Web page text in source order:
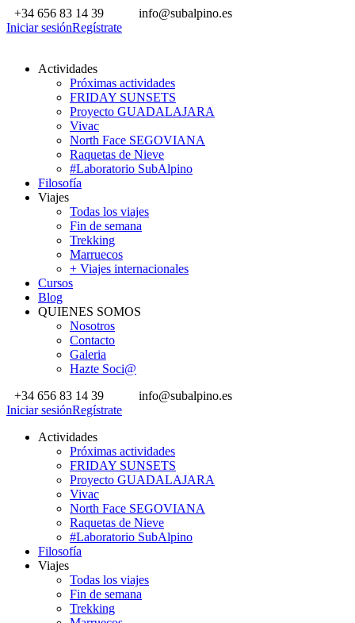
+34 656 83 14 39
info@subalpino.es
Iniciar sesiónRegístrate
Actividades
Próximas actividades
FRIDAY SUNSETS
Proyecto GUADALAJARA
Vivac
North Face SEGOVIANA
Raquetas de Nieve
#Laboratorio SubAlpino
Filosofía
Viajes
Todas los viajes
Fin de semana
Trekking
Marruecos
+ Viajes internacionales
Cursos
Blog
QUIENES SOMOS
Nosotros
Contacto
Galeria
Hazte Soci@
+34 656 83 14 39
info@subalpino.es
Iniciar sesiónRegístrate
Actividades
Próximas actividades
FRIDAY SUNSETS
Proyecto GUADALAJARA
Vivac
North Face SEGOVIANA
Raquetas de Nieve
#Laboratorio SubAlpino
Filosofía
Viajes
Todas los viajes
Fin de semana
Trekking